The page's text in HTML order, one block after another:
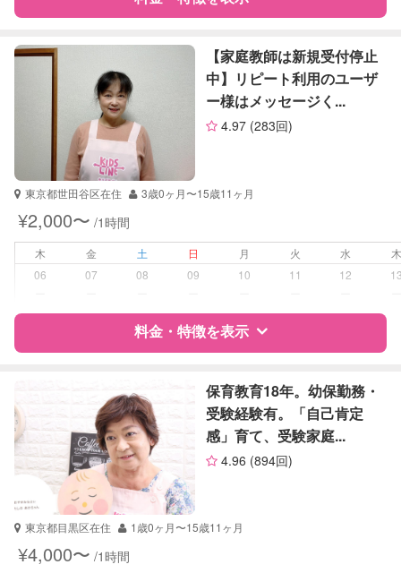
算数
特徴 料金 レビュー
サポートの特徴
学校/塾の補習・宿題
小学生
国語
算数
小論文
生物
英会話
英検
【家庭教師は新規受付停止
中】リピート利用のユーザ
ー様はメッセージく...
4.97 (283回)
東京都世田谷区在住 3歳0ヶ月〜15歳11ヶ月
¥2,000〜 /1時間
木 金 土 日 月 火 水
06
07 08 09 10 11 12
料金・特徴を表示
サポートの特徴
資格 なし
受験対策 中学受験
学校/塾の補習・宿題
保育教育18年。幼保勤務・
受験経験有。「自己肯定
感」育て、受験家庭...
4.96 (894回)
東京都目黒区在住 1歳0ヶ月〜15歳11ヶ月
¥4,000〜 /1時間